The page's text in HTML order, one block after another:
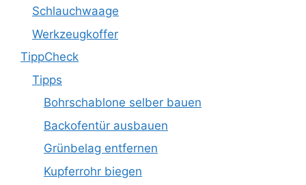
Schlauchwaage
Werkzeugkoffer
TippCheck
Tipps
Bohrschablone selber bauen
Backofentür ausbauen
Grünbelag entfernen
Kupferrohr biegen